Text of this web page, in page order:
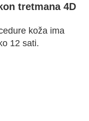
tretmana 4D
koža ima
12 sati.